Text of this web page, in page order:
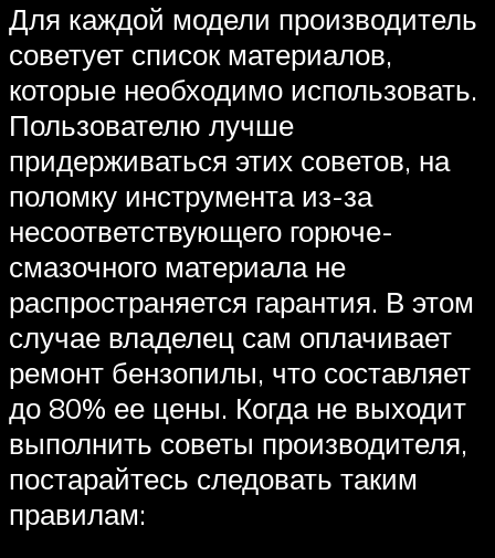
Для каждой модели производитель
советует список материалов,
которые необходимо использовать.
Пользователю лучше
придерживаться этих советов, на
поломку инструмента из-за
несоответствующего горюче-
смазочного материала не
распространяется гарантия. В этом
случае владелец сам оплачивает
ремонт бензопилы, что составляет
до 80% ее цены. Когда не выходит
выполнить советы производителя,
постарайтесь следовать таким
правилам: